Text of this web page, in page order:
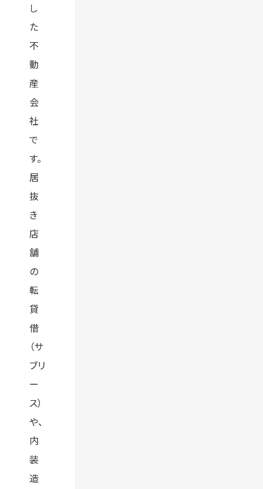
し
た
不
動
産
会
社
で
す。
居
抜
き
店
舗
の
転
貸
借
（サ
ブリ
ー
ス）
や、
内
装
造